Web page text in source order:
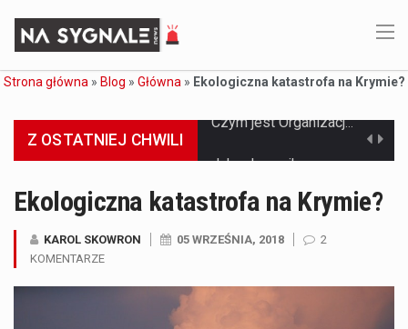
Strona główna » Blog » Główna » Ekologiczna katastrofa na Krymie?
Z OSTATNIEJ CHWILI
Ekologiczna katastrofa na Krymie?
KAROL SKOWRON 05 WRZEŚNIA, 2018
2
KOMENTARZE